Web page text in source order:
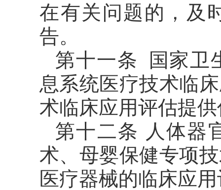
在有关问题的，及
告。
第十一条 国家卫
息系统医疗技术临
术临床应用评估提
第十二条 人体器
术、母婴保健专项
医疗器械的临床应